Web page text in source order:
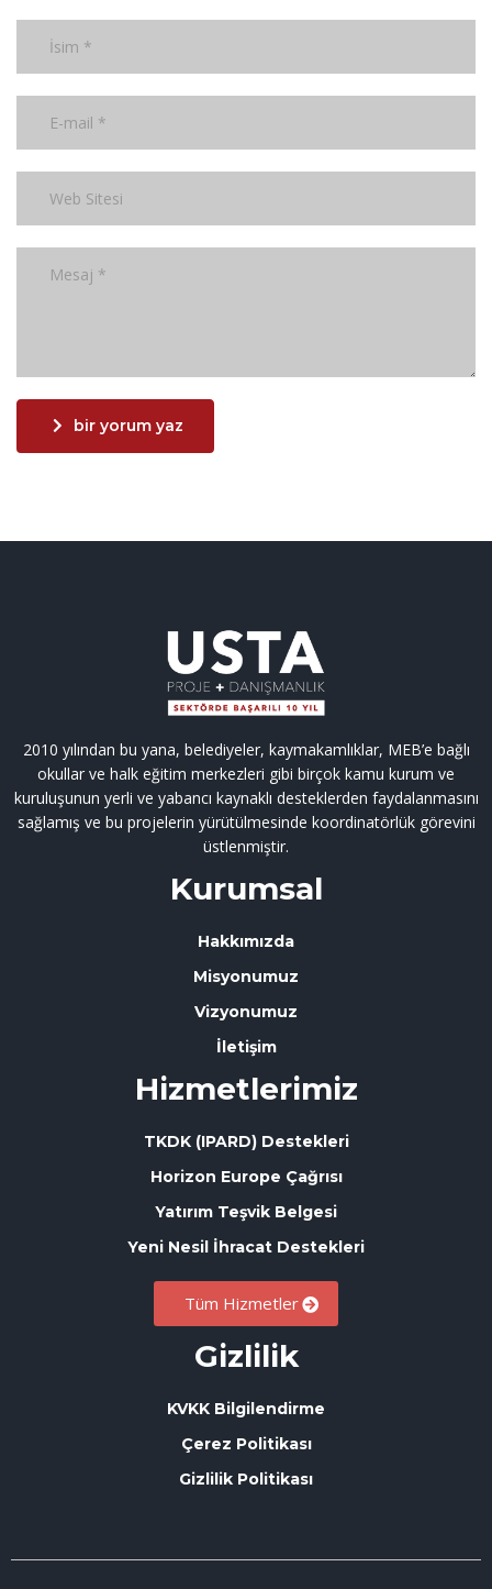
bir yorum yaz
2010 yılından bu yana, belediyeler, kaymakamlıklar, MEB’e bağlı
okullar ve halk eğitim merkezleri gibi birçok kamu kurum ve
kuruluşunun yerli ve yabancı kaynaklı desteklerden faydalanmasını
sağlamış ve bu projelerin yürütülmesinde koordinatörlük görevini
üstlenmiştir.
Kurumsal
Hakkımızda
Misyonumuz
Vizyonumuz
İletişim
Hizmetlerimiz
TKDK (IPARD) Destekleri
Horizon Europe Çağrısı
Yatırım Teşvik Belgesi
Yeni Nesil İhracat Destekleri
Tüm Hizmetler
Gizlilik
KVKK Bilgilendirme
Çerez Politikası
Gizlilik Politikası